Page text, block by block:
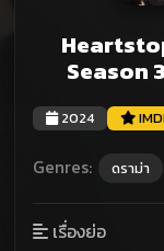
Season
2024
Genres: ดราม่า
เรื่องย่อ